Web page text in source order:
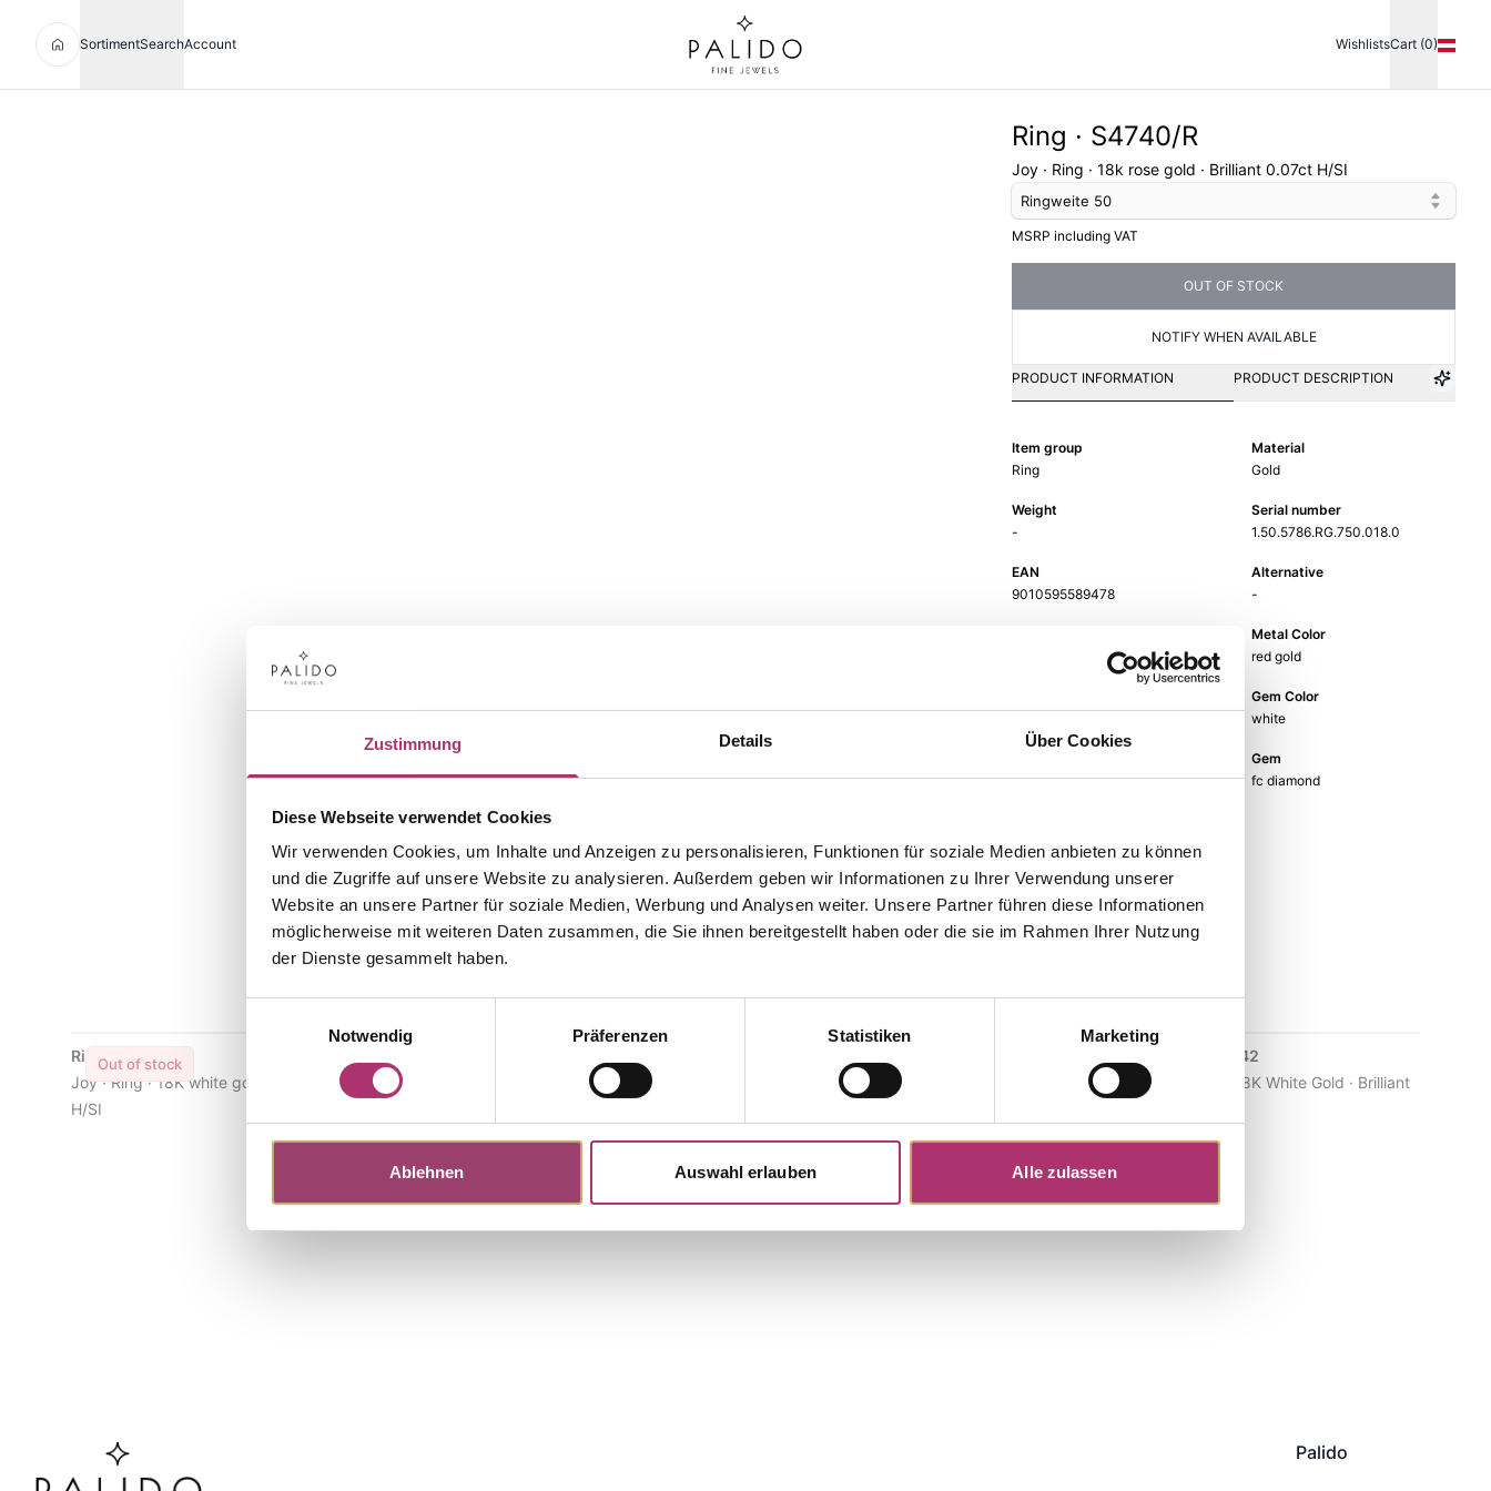
Zustimmung Details Über Cookies
Diese Webseite verwendet Cookies
Wir verwenden Cookies, um Inhalte und Anzeigen zu personalisieren, Funktionen für soziale Medien anbieten zu können
und die Zugriffe auf unsere Website zu analysieren. Außerdem geben wir Informationen zu Ihrer Verwendung unserer
Website an unsere Partner für soziale Medien, Werbung und Analysen weiter. Unsere Partner führen diese Informationen
möglicherweise mit weiteren Daten zusammen, die Sie ihnen bereitgestellt haben oder die sie im Rahmen Ihrer Nutzung
der Dienste gesammelt haben.
Notwendig
Präferenzen Statistiken Marketing
Ablehnen Auswahl erlauben Alle zulassen
SortimentSearchAccount WishlistsCart (0)
Ring · S4740/R
Joy · Ring · 18k rose gold · Brilliant 0.07ct H/SI
Ringweite 50
MSRP including VAT
OUT OF STOCK
NOTIFY WHEN AVAILABLE
PRODUCT INFORMATION PRODUCT DESCRIPTION
Item group
Ring
Material
Gold
Weight
-
Serial number
1.50.5786.RG.750.018.0
EAN
9010595589478
Alternative
-
Metal Color
red gold
Gem Color
white
Diamond
Gem
fc diamond
The matching pieces from this
collection.
Out of stock
Ring · S4741
Joy · Ring · 18K white gold · Brilliant 0.17ct
H/SI
Joy · Ring · Yellow gold 18K · Brilliant 0.07ct
Out of stock
Joy · Ring · 18k white gold · Brilliant 0.07ct
Out of stock
Stud Earrings · S4742
Joy · Ear Jewelry · 18K White Gold · Brilliant
Discover more pieces.
Palido